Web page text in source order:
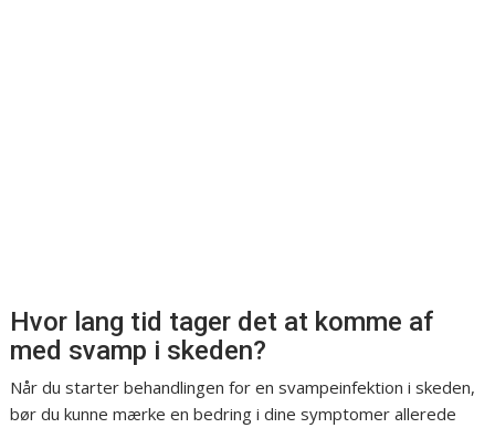
Hvor lang tid tager det at komme af
med svamp i skeden?
Når du starter behandlingen for en svampeinfektion i skeden,
bør du kunne mærke en bedring i dine symptomer allerede